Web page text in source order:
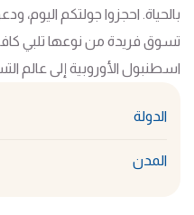
بالحياة. احجزوا جولتكم اليوم،
تسوق فريدة من نوعها تلبي
اسطنبول الأوروبية إلى عالم
الدولة
المدن